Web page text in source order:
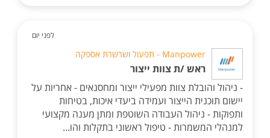
לפני יום
Manpower - תפעול ושרשרת אספקה
ראש /ת צוות ייצור
- ניהול והובלת צוות מפעילי ייצור ומחסנאים - אחריות על
יישום תוכנית הייצור ועמידה ביעדי איכות, בטיחות
ותפוקות - ניהול העבודה השוטפת ומתן מענה מקצועי
למנהלי המשמרות - טיפול ראשוני בתקלות והו...